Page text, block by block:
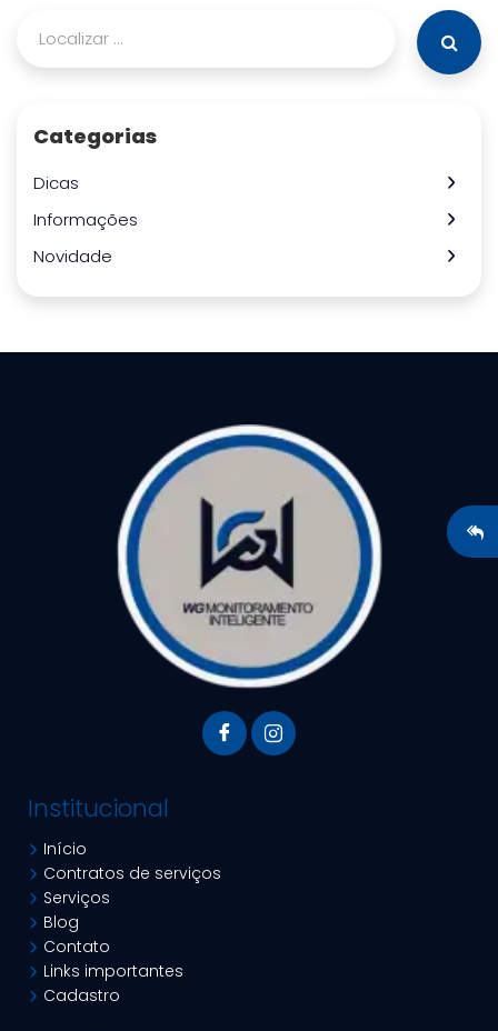
Categorias
Dicas
Informações
Novidade
Institucional
Início
Contratos de serviços
Serviços
Blog
Contato
Links importantes
Cadastro